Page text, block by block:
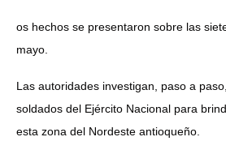
os hechos se presentaron sobre las
mayo.
Las autoridades investigan, paso a
soldados del Ejército Nacional para
esta zona del Nordeste antioqueño.